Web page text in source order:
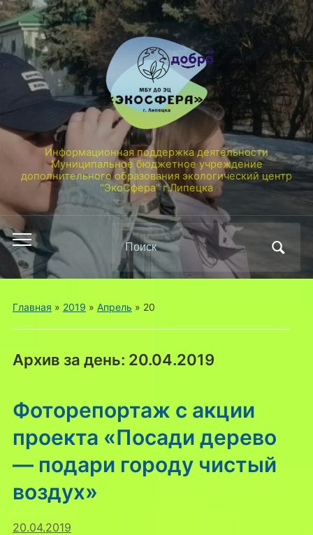
Информационная поддержка деятельности
Муниципальное бюджетное учреждение
дополнительного образования экологический центр
"ЭкоСфера" г.Липецка
Переключить
мобильное
меню
Поиск
по:
Главная » 2019 » Апрель » 20
Архив за день: 20.04.2019
Фоторепортаж с акции
проекта «Посади дерево
— подари городу чистый
воздух»
20.04.2019